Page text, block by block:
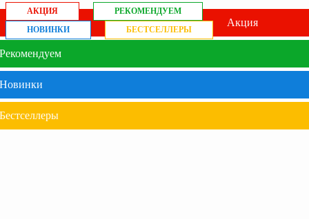
АКЦИЯ
РЕКОМЕНДУЕМ
НОВИНКИ
БЕСТСЕЛЛЕРЫ
Акция
Рекомендуем
Новинки
Бестселлеры